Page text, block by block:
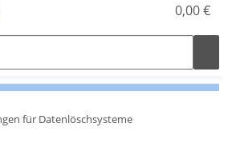
0,00 €
für Datenlöschsysteme